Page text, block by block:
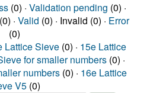
(0) · Validation pending (0) ·
· Valid (0) · Invalid (0) · Error
(0)
Lattice Sieve (0) · 15e Lattice
for smaller numbers (0) ·
numbers (0) · 16e Lattice
V5 (0)